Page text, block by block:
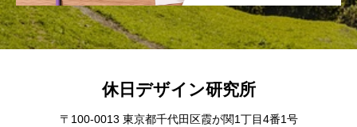
休日デザイン研究所
〒100-0013 東京都千代田区霞が関1丁目4番1号